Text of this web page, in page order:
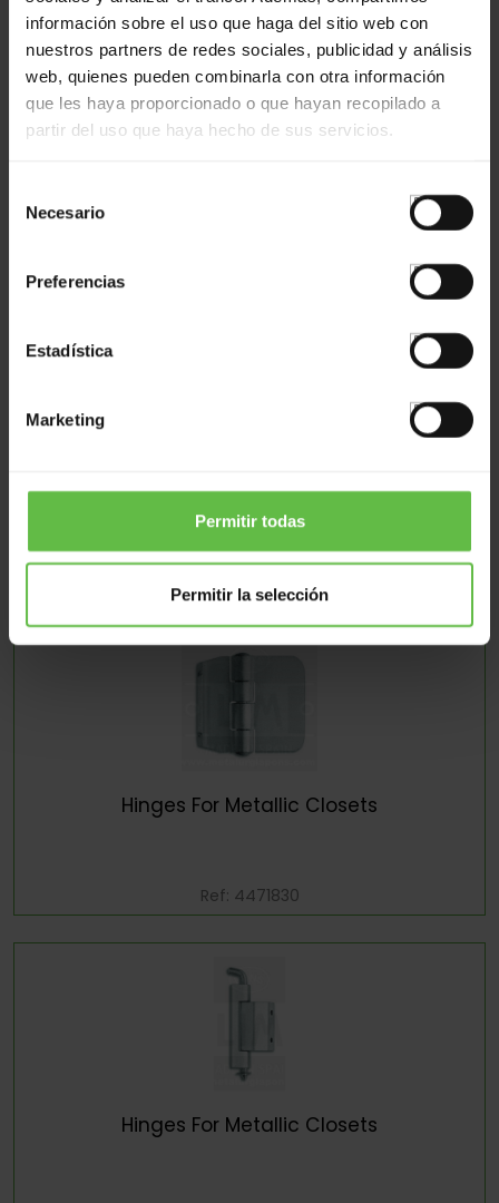
información sobre el uso que haga del sitio web con
nuestros partners de redes sociales, publicidad y análisis
web, quienes pueden combinarla con otra información
que les haya proporcionado o que hayan recopilado a
partir del uso que haya hecho de sus servicios.
Necesario
Preferencias
Estadística
Marketing
Permitir todas
Permitir la selección
Hinges For Metallic Closets
Hinges For Metallic Closets
Ref: 4471830
Hinges For Metallic Closets